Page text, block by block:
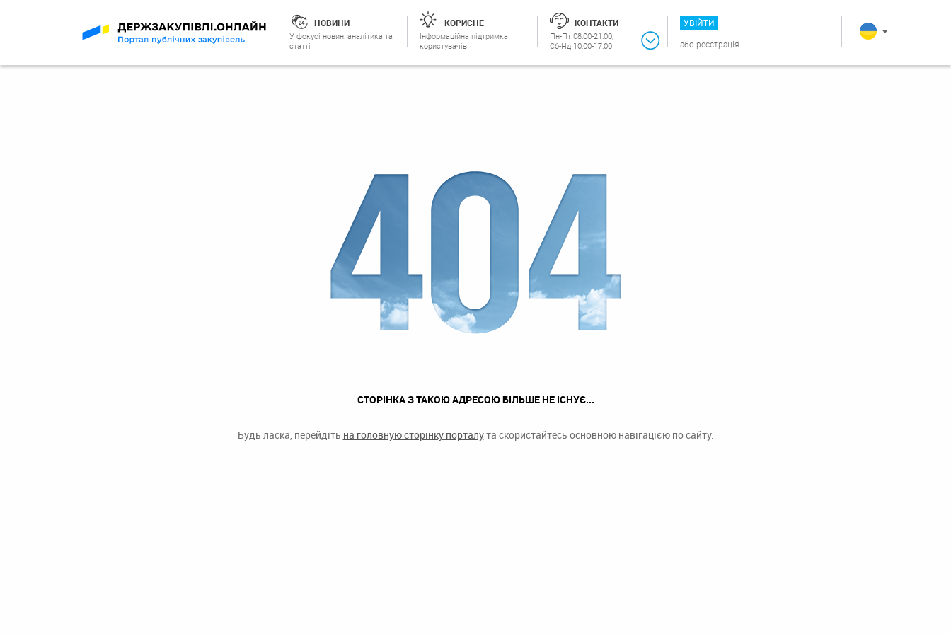
НОВИНИ
У фокусі новин: аналітика та
статті
КОРИСНЕ
Інформаційна підтримка
користувачів
КОНТАКТИ
Пн-Пт 08:00-21:00,
Сб-Нд 10:00-17:00
УВІЙТИ
або реєстрація
СТОРІНКА З ТАКОЮ АДРЕСОЮ БІЛЬШЕ НЕ ІСНУЄ...
Будь ласка, перейдіть на головную сторінку порталута скористайтесь основною навігацією по сайту.